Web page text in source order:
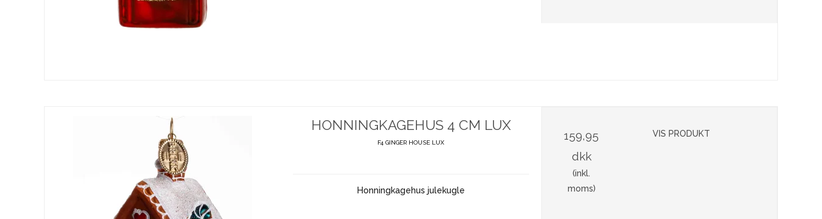
HONNINGKAGEHUS 4 CM LUX
F4 GINGER HOUSE LUX
Honningkagehus julekugle
159,95
dkk
(inkl.
moms)
VIS PRODUKT